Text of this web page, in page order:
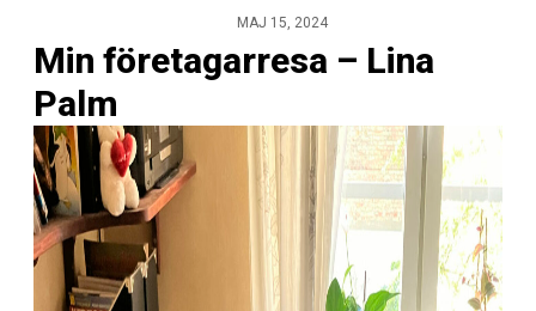
MAJ 15, 2024
Min företagarresa – Lina
Palm